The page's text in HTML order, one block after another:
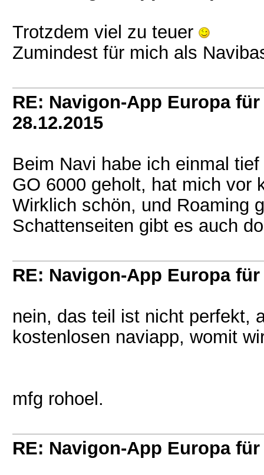
Trotzdem viel zu teuer
Zumindest für mich als
RE: Navigon-App Europa
28.12.2015
Beim Navi habe ich einmal
GO 6000 geholt, hat mich vor
Wirklich schön, und Roaming
Schattenseiten gibt es auch
RE: Navigon-App Europa
nein, das teil ist nicht perfekt,
kostenlosen naviapp, womit
mfg rohoel.
RE: Navigon-App Europa